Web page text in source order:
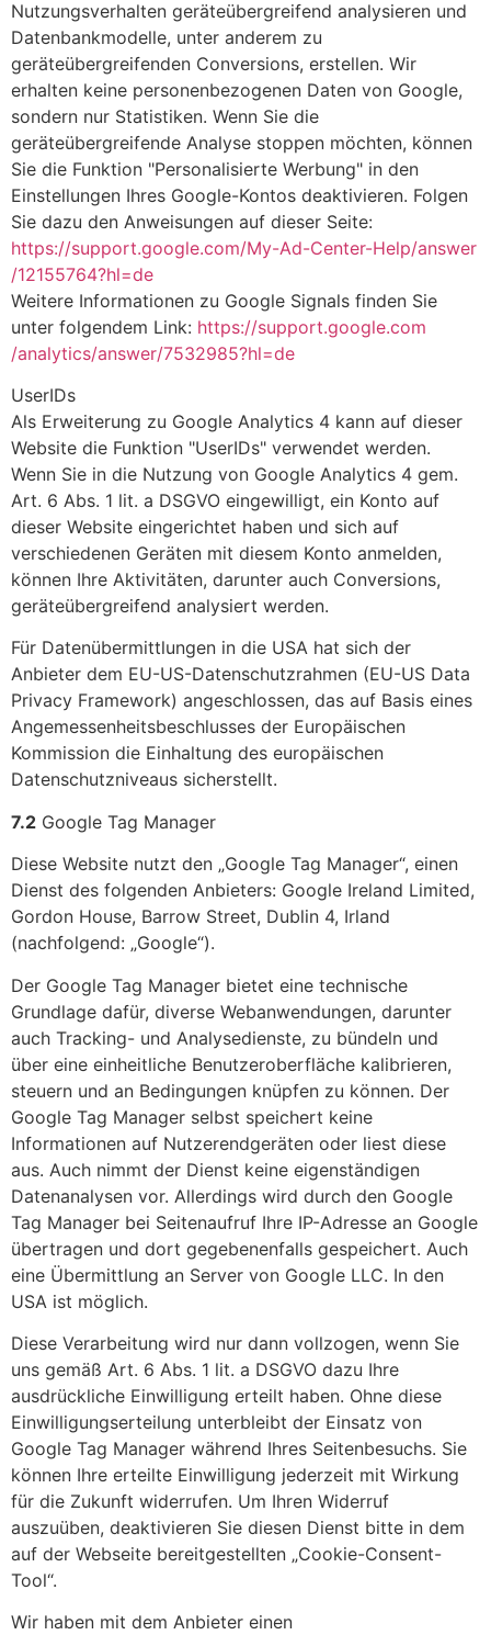
Nutzungsverhalten geräteübergreifend analysieren und
Datenbankmodelle, unter anderem zu
geräteübergreifenden Conversions, erstellen. Wir
erhalten keine personenbezogenen Daten von Google,
sondern nur Statistiken. Wenn Sie die
geräteübergreifende Analyse stoppen möchten, können
Sie die Funktion "Personalisierte Werbung" in den
Einstellungen Ihres Google-Kontos deaktivieren. Folgen
Sie dazu den Anweisungen auf dieser Seite:
https://support.google.com/My-Ad-Center-Help/answer
/12155764?hl=de
Weitere Informationen zu Google Signals finden Sie
unter folgendem Link: https://support.google.com
/analytics/answer/7532985?hl=de
UserIDs
Als Erweiterung zu Google Analytics 4 kann auf dieser
Website die Funktion "UserIDs" verwendet werden.
Wenn Sie in die Nutzung von Google Analytics 4 gem.
Art. 6 Abs. 1 lit. a DSGVO eingewilligt, ein Konto auf
dieser Website eingerichtet haben und sich auf
verschiedenen Geräten mit diesem Konto anmelden,
können Ihre Aktivitäten, darunter auch Conversions,
geräteübergreifend analysiert werden.
Für Datenübermittlungen in die USA hat sich der
Anbieter dem EU-US-Datenschutzrahmen (EU-US Data
Privacy Framework) angeschlossen, das auf Basis eines
Angemessenheitsbeschlusses der Europäischen
Kommission die Einhaltung des europäischen
Datenschutzniveaus sicherstellt.
7.2 Google Tag Manager
Diese Website nutzt den „Google Tag Manager“, einen
Dienst des folgenden Anbieters: Google Ireland Limited,
Gordon House, Barrow Street, Dublin 4, Irland
(nachfolgend: „Google“).
Der Google Tag Manager bietet eine technische
Grundlage dafür, diverse Webanwendungen, darunter
auch Tracking- und Analysedienste, zu bündeln und
über eine einheitliche Benutzeroberfläche kalibrieren,
steuern und an Bedingungen knüpfen zu können. Der
Google Tag Manager selbst speichert keine
Informationen auf Nutzerendgeräten oder liest diese
aus. Auch nimmt der Dienst keine eigenständigen
Datenanalysen vor. Allerdings wird durch den Google
Tag Manager bei Seitenaufruf Ihre IP-Adresse an Google
übertragen und dort gegebenenfalls gespeichert. Auch
eine Übermittlung an Server von Google LLC. In den
USA ist möglich.
Diese Verarbeitung wird nur dann vollzogen, wenn Sie
uns gemäß Art. 6 Abs. 1 lit. a DSGVO dazu Ihre
ausdrückliche Einwilligung erteilt haben. Ohne diese
Einwilligungserteilung unterbleibt der Einsatz von
Google Tag Manager während Ihres Seitenbesuchs. Sie
können Ihre erteilte Einwilligung jederzeit mit Wirkung
für die Zukunft widerrufen. Um Ihren Widerruf
auszuüben, deaktivieren Sie diesen Dienst bitte in dem
auf der Webseite bereitgestellten „Cookie-Consent-
Tool“.
Wir haben mit dem Anbieter einen